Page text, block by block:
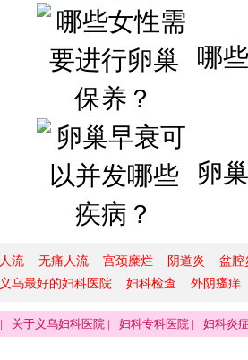
哪
卵
人流 无痛人流 宫颈糜烂 阴道炎
盆腔
义乌最好的妇科医院
妇科检查 外阴瘙痒
| 关于义乌妇科医院 | 妇科专科医院 | 妇科炎